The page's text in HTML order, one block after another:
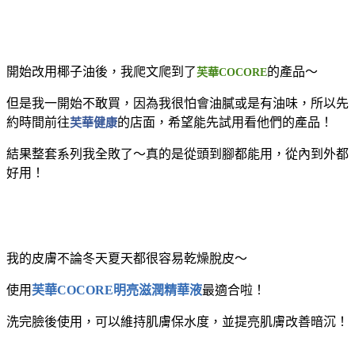
開始改用椰子油後，我爬文爬到了芙華COCORE的產品～
但是我一開始不敢買，因為我很怕會油膩或是有油味，所以先
約時間前往芙華健康的店面，希望能先試用看他們的產品！
結果整套系列我全敗了～真的是從頭到腳都能用，從內到外都
好用！
我的皮膚不論冬天夏天都很容易乾燥脫皮～
使用 芙華COCORE明亮滋潤精華液最適合啦！
洗完臉後使用，可以維持肌膚保水度，並提亮肌膚改善暗沉！